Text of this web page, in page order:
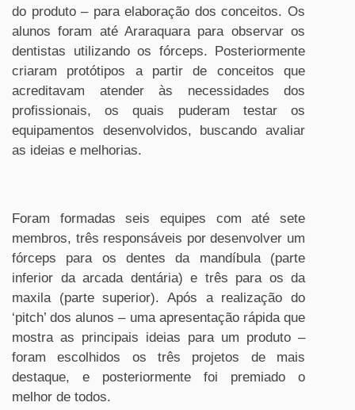
do produto ­– para elaboração dos conceitos. Os
alunos foram até Araraquara para observar os
dentistas utilizando os fórceps. Posteriormente
criaram protótipos a partir de conceitos que
acreditavam atender às necessidades dos
profissionais, os quais puderam testar os
equipamentos desenvolvidos, buscando avaliar
as ideias e melhorias.
Foram formadas seis equipes com até sete
membros, três responsáveis por desenvolver um
fórceps para os dentes da mandíbula (parte
inferior da arcada dentária) e três para os da
maxila (parte superior). Após a realização do
‘pitch’ dos alunos – uma apresentação rápida que
mostra as principais ideias para um produto –
foram escolhidos os três projetos de mais
destaque, e posteriormente foi premiado o
melhor de todos.